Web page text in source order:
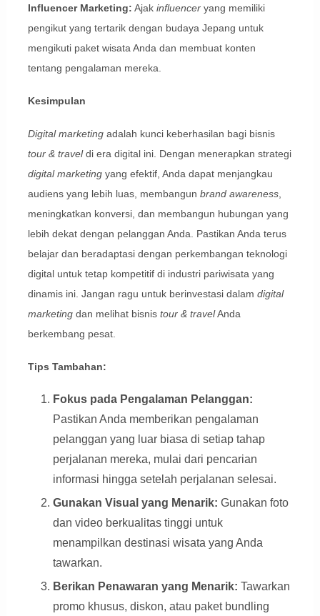
Influencer Marketing: Ajak influenceryang memiliki
pengikut yang tertarik dengan budaya Jepang untuk
mengikuti paket wisata Anda dan membuat konten
tentang pengalaman mereka.
Kesimpulan
Digital marketingadalah kunci keberhasilan bagi bisnis
tour & traveldi era digital ini. Dengan menerapkan strategi
digital marketingyang efektif, Anda dapat menjangkau
audiens yang lebih luas, membangun brand awareness,
meningkatkan konversi, dan membangun hubungan yang
lebih dekat dengan pelanggan Anda. Pastikan Anda terus
belajar dan beradaptasi dengan perkembangan teknologi
digital untuk tetap kompetitif di industri pariwisata yang
dinamis ini. Jangan ragu untuk berinvestasi dalam digital
marketingdan melihat bisnis tour & travelAnda
berkembang pesat.
Tips Tambahan:
Fokus pada Pengalaman Pelanggan:
Pastikan Anda memberikan pengalaman
pelanggan yang luar biasa di setiap tahap
perjalanan mereka, mulai dari pencarian
informasi hingga setelah perjalanan selesai.
Gunakan Visual yang Menarik: Gunakan foto
dan video berkualitas tinggi untuk
menampilkan destinasi wisata yang Anda
tawarkan.
Berikan Penawaran yang Menarik: Tawarkan
promo khusus, diskon, atau paket bundling